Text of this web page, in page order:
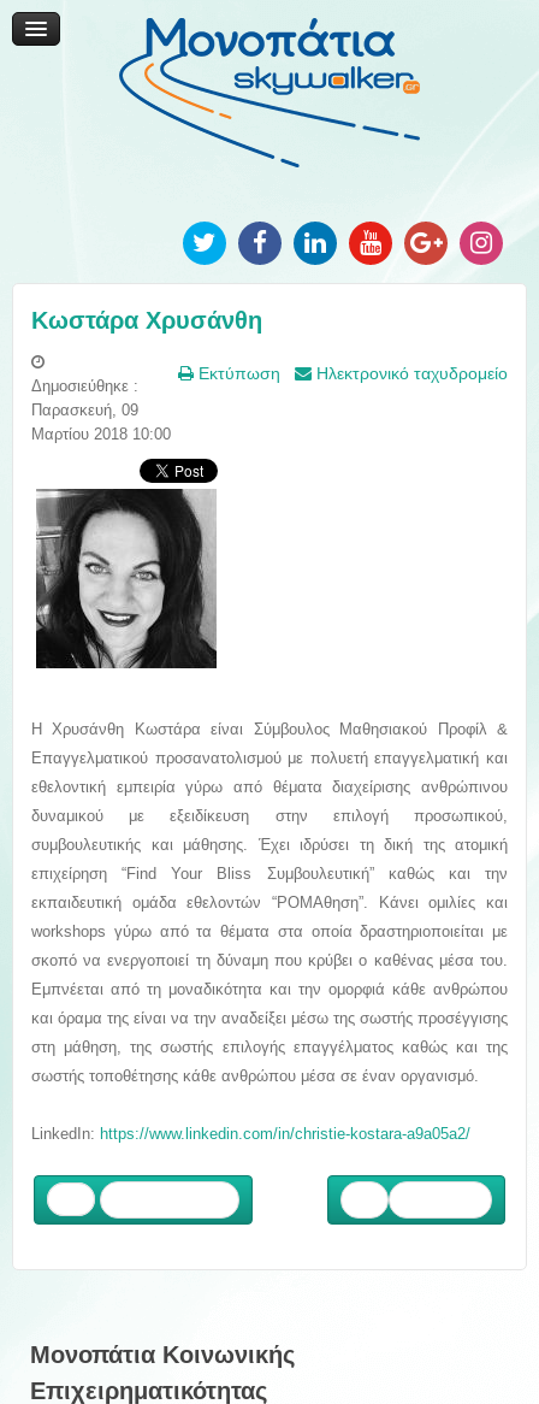
Μονοπάτια Καινοτομίας
Μονοπάτια Τοπικής Ανάπτυξης
Ανακοινώσεις
Φωτογραφίες
Κωστάρα Χρυσάνθη
Εκτύπωση Ηλεκτρονικό ταχυδρομείο
Δημοσιεύθηκε :
Παρασκευή, 09
Μαρτίου 2018 10:00
Η Χρυσάνθη Κωστάρα είναι Σύμβουλος Μαθησιακού Προφίλ &
Επαγγελματικού προσανατολισμού με πολυετή επαγγελματική και
εθελοντική εμπειρία γύρω από θέματα διαχείρισης ανθρώπινου
δυναμικού με εξειδίκευση στην επιλογή προσωπικού,
συμβουλευτικής και μάθησης. Έχει ιδρύσει τη δική της ατομική
επιχείρηση “Find Your Bliss Συμβουλευτική” καθώς και την
εκπαιδευτική ομάδα εθελοντών “ΡΟΜΑθηση”. Κάνει ομιλίες και
workshops γύρω από τα θέματα στα οποία δραστηριοποιείται με
σκοπό να ενεργοποιεί τη δύναμη που κρύβει ο καθένας μέσα του.
Εμπνέεται από τη μοναδικότητα και την ομορφιά κάθε ανθρώπου
και όραμα της είναι να την αναδείξει μέσω της σωστής προσέγγισης
στη μάθηση, της σωστής επιλογής επαγγέλματος καθώς και της
σωστής τοποθέτησης κάθε ανθρώπου μέσα σε έναν οργανισμό.
LinkedIn: https://www.linkedin.com/in/christie-kostara-a9a05a2/
Μονοπάτια Κοινωνικής
Επιχειρηματικότητας